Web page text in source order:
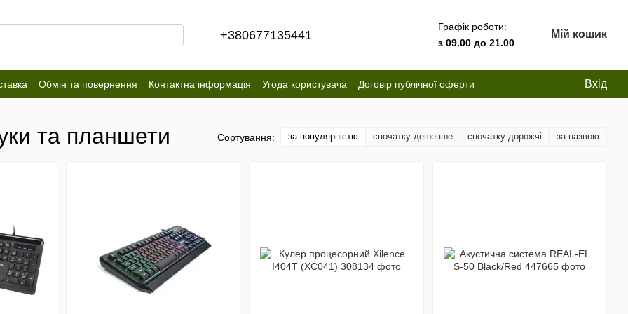
+380677135441
Графік роботи:
з 09.00 до 21.00
Мій кошик
Обмін та повернення Контактна інформація Угода користувача
Договір публічної оферти
Вхід
та планшети Сортування: за популярністю спочатку дешевше спочатку дорожчі за назвою